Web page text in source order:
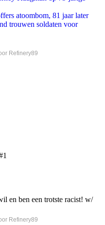
atoombom, 81 jaar later
trouwen soldaten voor
Refinery89
en ben een trotste racist! w/
Refinery89